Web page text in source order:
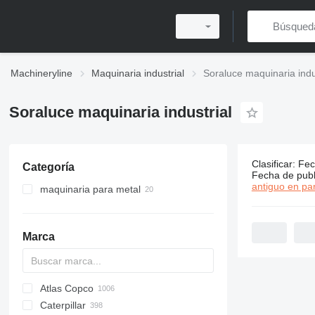
Machineryline Maquinaria industrial Soraluce maquinaria
Soraluce maquinaria industrial
Categoría
maquinaria para metal
Marca
PDS
APD
AB
Ensis
Pega
VZ
AG3
Atlas Copco
DrillAir
QAS
PDP
E-series
B-series
BM
GFS
VT
Rover
PA
Airpure
BySprint Fiber
CK
SR
Caterpillar
20
Clasificar:
Fecha de
antiguo en